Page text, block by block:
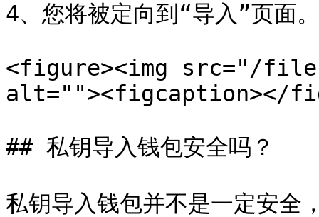
4、您将被定向到“导入”页面
<figure><img src="/
alt=""><figcaption></
## 私钥导入钱包安全吗？
私钥导入钱包并不是一定安全